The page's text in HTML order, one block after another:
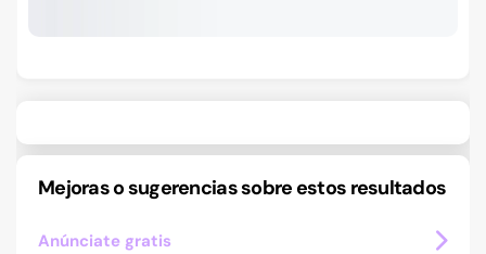
Mejoras o sugerencias sobre estos resultados
Anúnciate gratis